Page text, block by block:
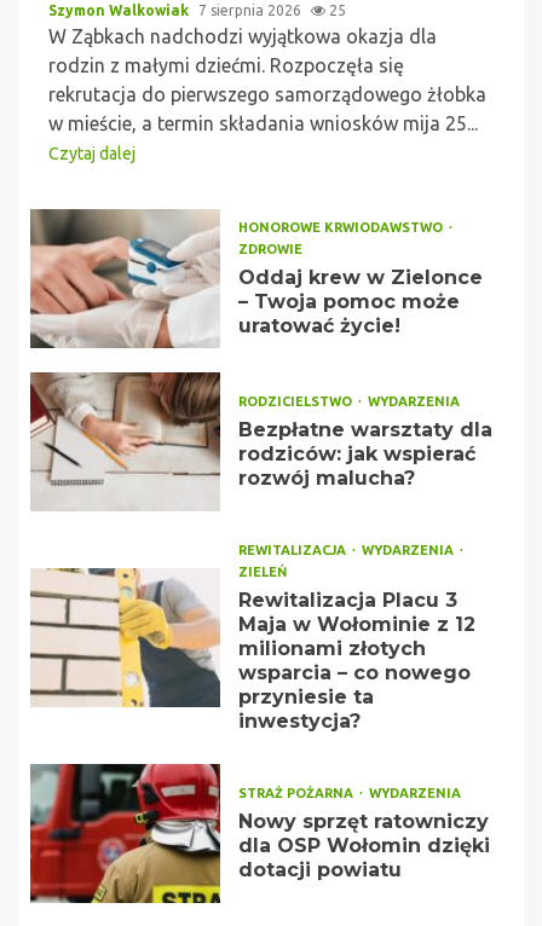
Szymon Walkowiak 7 sierpnia 2026 25
W Ząbkach nadchodzi wyjątkowa okazja dla
rodzin z małymi dziećmi. Rozpoczęła się
rekrutacja do pierwszego samorządowego żłobka
w mieście, a termin składania wniosków mija 25...
Czytaj dalej
HONOROWE KRWIODAWSTWO
ZDROWIE
Oddaj krew w Zielonce
– Twoja pomoc może
uratować życie!
RODZICIELSTWO WYDARZENIA
Bezpłatne warsztaty dla
rodziców: jak wspierać
rozwój malucha?
REWITALIZACJA
WYDARZENIA
ZIELEŃ
Rewitalizacja Placu 3
Maja w Wołominie z 12
milionami złotych
wsparcia – co nowego
przyniesie ta
inwestycja?
STRAŻ POŻARNA WYDARZENIA
Nowy sprzęt ratowniczy
dla OSP Wołomin dzięki
dotacji powiatu